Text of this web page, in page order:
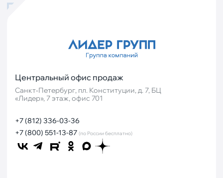
Центральный офис продаж
Санкт‐Петербург, пл. Конституции, д. 7, БЦ
«Лидер», 7 этаж, офис 701
+7 (812) 336-03-36
+7 (800) 551-13-87 (по России бесплатно)